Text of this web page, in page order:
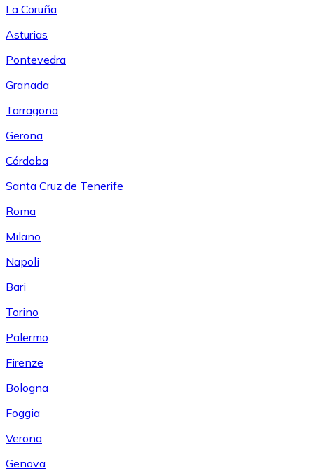
La Coruña
Asturias
Pontevedra
Granada
Tarragona
Gerona
Córdoba
Santa Cruz de Tenerife
Roma
Milano
Napoli
Bari
Torino
Palermo
Firenze
Bologna
Foggia
Verona
Genova